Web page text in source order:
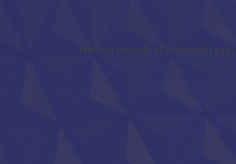
Hemos movido el contenido a